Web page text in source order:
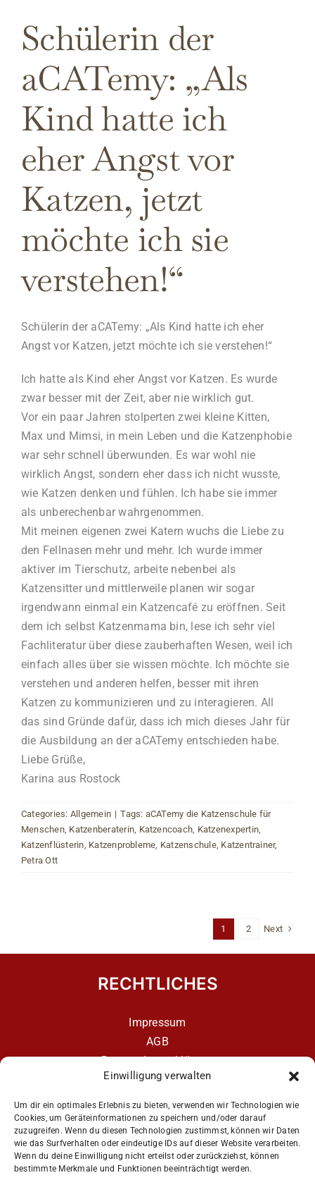
Einwilligung verwalten
Um dir ein optimales Erlebnis zu bieten, verwenden wir Technologien wie
Cookies, um Geräteinformationen zu speichern und/oder darauf
zuzugreifen. Wenn du diesen Technologien zustimmst, können wir Daten
wie das Surfverhalten oder eindeutige IDs auf dieser Website verarbeiten.
Wenn du deine Einwilligung nicht erteilst oder zurückziehst, können
bestimmte Merkmale und Funktionen beeinträchtigt werden.
Schülerin der
aCATemy: „Als
Kind hatte ich
eher Angst vor
Katzen, jetzt
möchte ich sie
verstehen!“
Schülerin der aCATemy: „Als Kind hatte ich eher
Angst vor Katzen, jetzt möchte ich sie verstehen!“
Ich hatte als Kind eher Angst vor Katzen. Es wurde
zwar besser mit der Zeit, aber nie wirklich gut.
Vor ein paar Jahren stolperten zwei kleine Kitten,
Max und Mimsi, in mein Leben und die Katzenphobie
war sehr schnell überwunden. Es war wohl nie
wirklich Angst, sondern eher dass ich nicht wusste,
wie Katzen denken und fühlen. Ich habe sie immer
als unberechenbar wahrgenommen.
Mit meinen eigenen zwei Katern wuchs die Liebe zu
den Fellnasen mehr und mehr. Ich wurde immer
aktiver im Tierschutz, arbeite nebenbei als
Katzensitter und mittlerweile planen wir sogar
irgendwann einmal ein Katzencafé zu eröffnen. Seit
dem ich selbst Katzenmama bin, lese ich sehr viel
Fachliteratur über diese zauberhaften Wesen, weil ich
einfach alles über sie wissen möchte. Ich möchte sie
verstehen und anderen helfen, besser mit ihren
Katzen zu kommunizieren und zu interagieren. All
das sind Gründe dafür, dass ich mich dieses Jahr für
die Ausbildung an der aCATemy entschieden habe.
Liebe Grüße,
Karina aus Rostock
Categories: Allgemein | Tags: aCATemy die Katzenschule für
Menschen, Katzenberaterin Katzencoach Katzenexpertin
Katzenflüsterin Katzenprobleme Katzenschule, Katzentrainer,
Petra Ott
1 2 Next
RECHTLICHES
Impressum
AGB
Datenschutzerklärung
Datenschutzerklärung – aCATemy Katzentraining
App
Get Social